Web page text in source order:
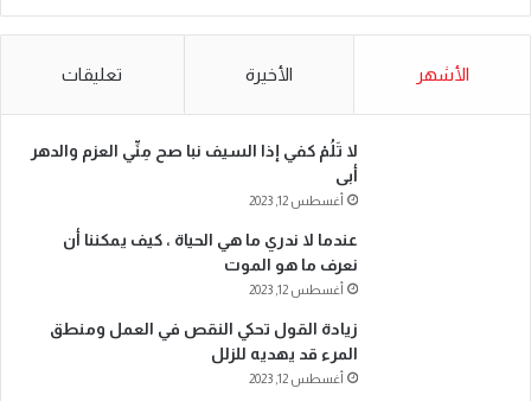
الأشهر الأخيرة تعليقات
لا تَلُمْ كفي إذا السيف نبا صح مِنِّي العزم والدهر
أبى
أغسطس 12, 2023
عندما لا ندري ما هي الحياة ، كيف يمكننا أن
نعرف ما هو الموت
أغسطس 12, 2023
زيادة القول تحكي النقص في العمل ومنطق
المرء قد يهديه للزلل
أغسطس 12, 2023